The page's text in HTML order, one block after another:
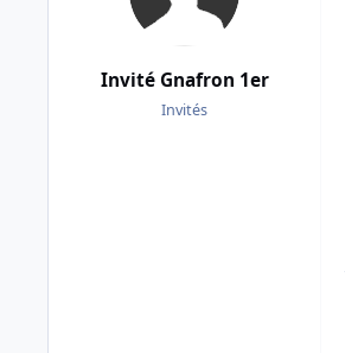
Invité Gnafron 1er
Invités